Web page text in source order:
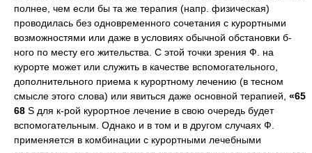
полнее, чем если бы та же терапия (напр. физическая)
проводилась без одновременного сочетания с курортными
возможностями или даже в условиях обычной обстановки б-
ного по месту его жительства. С этой точки зрения Ф. на
курорте может или служить в качестве вспомогательного,
дополнительного приема к курортному лечению (в тесном
смысле этого слова) или явиться даже основной терапией, «65
68 S для к-рой курортное лечение в свою очередь будет
вспомогательным. Однако и в том и в другом случаях Ф.
применяется в комбинации с курортными лечебными